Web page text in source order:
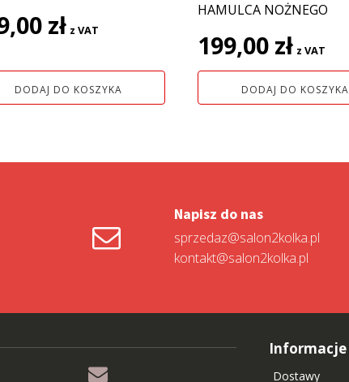
zł z VAT
DODAJ DO KOSZYKA
HAMULCA NOŻNEGO
199,00 zł z VAT
DODAJ DO KOSZYKA
Napisz do nas
sprzedaz@salon2kolka.pl
kontakt@salon2kolka.pl
Informacje
Dostawy